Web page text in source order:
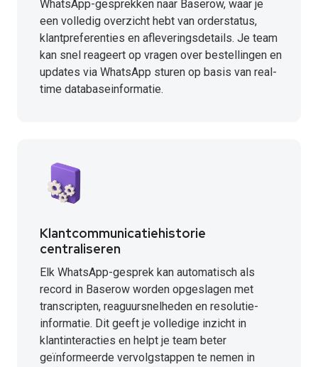
WhatsApp-gesprekken naar Baserow, waar je
een volledig overzicht hebt van orderstatus,
klantpreferenties en afleveringsdetails. Je team
kan snel reageert op vragen over bestellingen en
updates via WhatsApp sturen op basis van real-
time databaseinformatie.
Klantcommunicatiehistorie
centraliseren
Elk WhatsApp-gesprek kan automatisch als
record in Baserow worden opgeslagen met
transcripten, reaguursnelheden en resolutie-
informatie. Dit geeft je volledige inzicht in
klantinteracties en helpt je team beter
geïnformeerde vervolgstappen te nemen in